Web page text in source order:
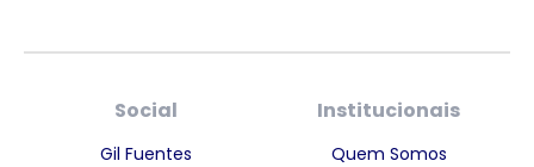
Social
Gil Fuentes
Institucionais
Quem Somos